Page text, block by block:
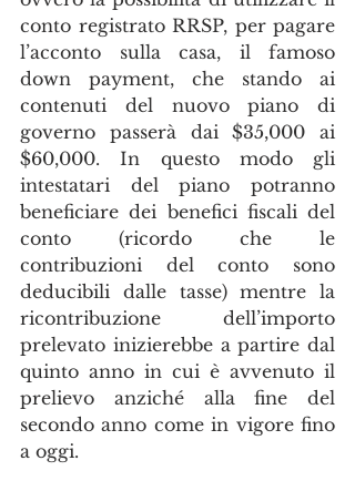
conto registrato RRSP, per pagare
l’acconto sulla casa, il famoso
down payment, che stando ai
contenuti del nuovo piano di
governo passerà dai $35,000 ai
$60,000. In questo modo gli
intestatari del piano potranno
beneficiare dei benefici fiscali del
conto (ricordo che le
contribuzioni del conto sono
deducibili dalle tasse) mentre la
ricontribuzione dell’importo
prelevato inizierebbe a partire dal
quinto anno in cui è avvenuto il
prelievo anziché alla fine del
secondo anno come in vigore fino
a oggi.